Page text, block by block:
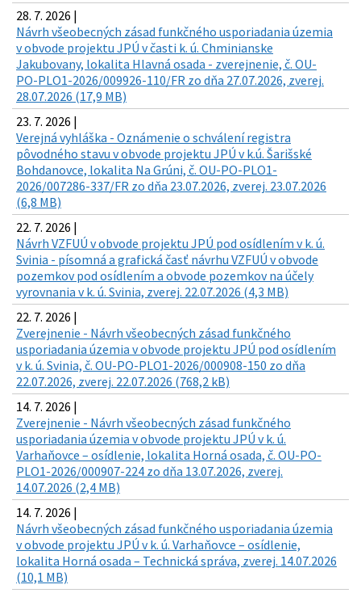
28. 7. 2026 |
Návrh všeobecných zásad funkčného usporiadania územia
v obvode projektu JPÚ v časti k. ú. Chminianske
Jakubovany, lokalita Hlavná osada - zverejnenie, č. OU-
PO-PLO1-2026/009926-110/FR zo dňa 27.07.2026, zverej.
28.07.2026 (17,9 MB)
23. 7. 2026 |
Verejná vyhláška - Oznámenie o schválení registra
pôvodného stavu v obvode projektu JPÚ v k.ú. Šarišské
Bohdanovce, lokalita Na Grúni, č. OU-PO-PLO1-
2026/007286-337/FR zo dňa 23.07.2026, zverej. 23.07.2026
(6,8 MB)
22. 7. 2026 |
Návrh VZFUÚ v obvode projektu JPÚ pod osídlením v k. ú.
Svinia - písomná a grafická časť návrhu VZFUÚ v obvode
pozemkov pod osídlením a obvode pozemkov na účely
vyrovnania v k. ú. Svinia, zverej. 22.07.2026 (4,3 MB)
22. 7. 2026 |
Zverejnenie - Návrh všeobecných zásad funkčného
usporiadania územia v obvode projektu JPÚ pod osídlením
v k. ú. Svinia, č. OU-PO-PLO1-2026/000908-150 zo dňa
22.07.2026, zverej. 22.07.2026 (768,2 kB)
14. 7. 2026 |
Zverejnenie - Návrh všeobecných zásad funkčného
usporiadania územia v obvode projektu JPÚ v k. ú.
Varhaňovce – osídlenie, lokalita Horná osada, č. OU-PO-
PLO1-2026/000907-224 zo dňa 13.07.2026, zverej.
14.07.2026 (2,4 MB)
14. 7. 2026 |
Návrh všeobecných zásad funkčného usporiadania územia
v obvode projektu JPÚ v k. ú. Varhaňovce – osídlenie,
lokalita Horná osada – Technická správa, zverej. 14.07.2026
(10,1 MB)